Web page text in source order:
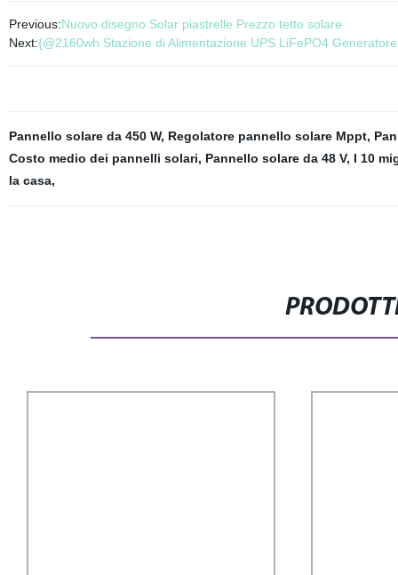
Previous:Nuovo disegno Solar piastrelle Prezzo tetto solare
Next:{@2160wh Stazione di Alimentazione UPS LiFePO4
Pannello solare da 450 W, Regolatore pannello solare Mppt,
Costo medio dei pannelli solari, Pannello solare da 48 V, I 10
la casa,